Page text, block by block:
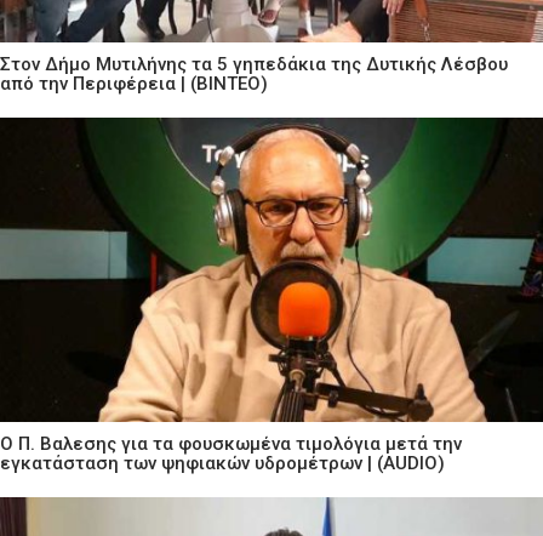
Στον Δήμο Μυτιλήνης τα 5 γηπεδάκια της Δυτικής Λέσβου
από την Περιφέρεια | (ΒΙΝΤΕΟ)
Ο Π. Βαλεσης για τα φουσκωμένα τιμολόγια μετά την
εγκατάσταση των ψηφιακών υδρομέτρων | (AUDIO)